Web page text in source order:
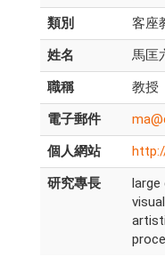
類別
客座
姓名
馬匡
職稱
教授
電子郵件
個人網站
研究專長